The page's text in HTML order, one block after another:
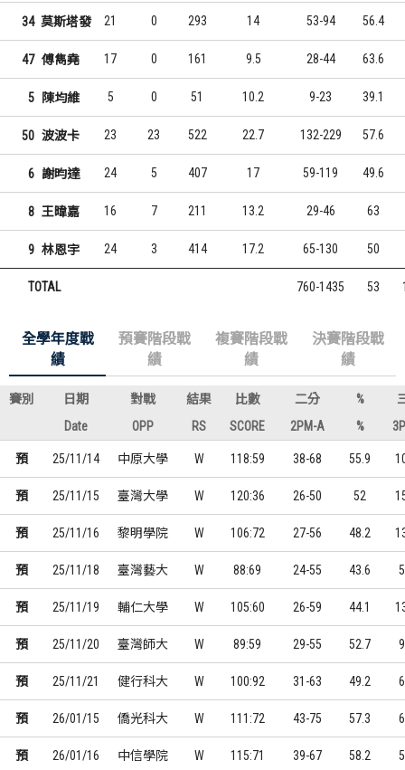
34 莫斯塔發 21 0 293 14 53-94 56.4
47 傅雋堯 17 0 161 9.5 28-44 63.6
5 陳均維 5 0 51 10.2 9-23 39.1
50 波波卡 23 23 522 22.7 132-229 57.6
6 謝昀達 24 5 407 17 59-119 49.6
8 王暐嘉 16 7 211 13.2 29-46 63
9 林恩宇 24 3 414 17.2 65-130 50
TOTAL 760-1435 53
全學年度戰
績
預賽階段戰
績
複賽階段戰
績
決賽階段戰
績
賽別 日期 對戰 結果 比數 二分 %
Date
OPP RS SCORE 2PM-A %
預 25/11/14 中原大學 W 118:59 38-68 55.9
預 25/11/15 臺灣大學 W 120:36 26-50 52
預 25/11/16 黎明學院 W 106:72 27-56 48.2
預 25/11/18 臺灣藝大 W 88:69 24-55 43.6
預 25/11/19 輔仁大學 W 105:60 26-59 44.1
預 25/11/20 臺灣師大 W 89:59 29-55 52.7
預 25/11/21 健行科大 W 100:92 31-63 49.2
預 26/01/15 僑光科大 W 111:72 43-75 57.3
預 26/01/16 中信學院 W 115:71 39-67 58.2